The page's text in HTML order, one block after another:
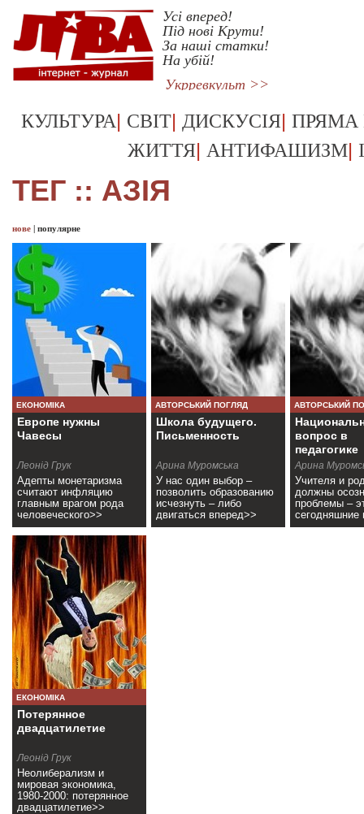
Усі вперед!
Під нові Крути!
За наші статки!
На убій!
Укрревкульт >>
КУЛЬТУРА| СВІТ| ДИСКУСІЯ| ПРЯМА
ЖИТТЯ| АНТИФАШИЗМ|
ТЕГ :: АЗІЯ
нове | популярне
ЕКОНОМІКА
Европе нужны
Чавесы
Леонід Грук
Адепты монетаризма
считают инфляцию
главным врагом рода
человеческого>>
АВТОРСЬКИЙ ПОГЛЯД
Школа будущего.
Письменность
Арина Муромська
У нас один выбор –
позволить образованию
исчезнуть – либо
двигаться вперед>>
АВТОРСЬКИЙ
вопрос в
педагогике
Арина
Учителя и
должны
проблемы –
сегодняшние
всего мира>>
ЕКОНОМІКА
Потерянное
двадцатилетие
Леонід Грук
Неолиберализм и
мировая экономика,
1980-2000: потерянное
двадцатилетие>>